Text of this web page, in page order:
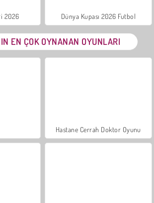
2026 Dünya Kupası 2026 Futbol
EN ÇOK OYNANAN OYUNLARI
Hastane Cerrah Doktor Oyunu